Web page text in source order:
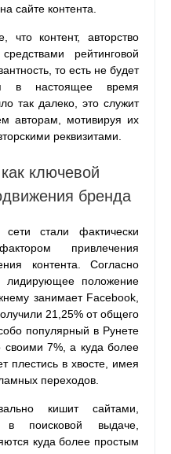
сайте контента.
что контент, авторство
рейтинговой
то есть не будет
в настоящее время
так далеко, это служит
авторам, мотивируя их
реквизитами.
ключевой
бренда
стали фактически
привлечения
контента. Согласно
лидирующее положение
занимает Facebook,
21,25% от общего
популярный в Рунете
своими 7%, а куда более
плестись в хвосте, имея
переходов.
кишит сайтами,
поисковой выдаче,
куда более простым